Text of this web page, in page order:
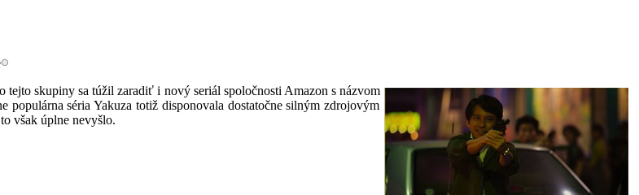
tejto skupiny sa túžil zaradiť i nový seriál spoločnosti Amazon s názvom
populárna séria Yakuza totiž disponovala dostatočne silným zdrojovým
však úplne nevyšlo.